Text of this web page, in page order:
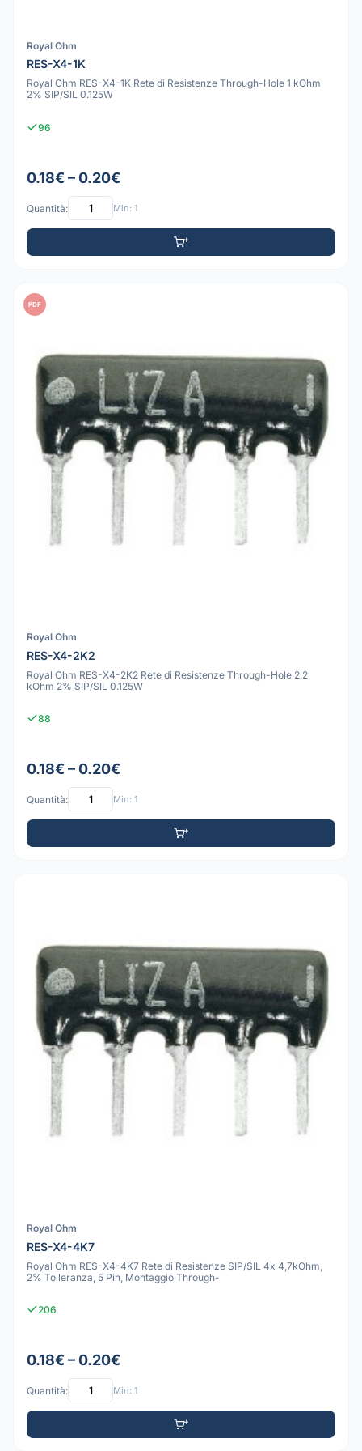
Royal Ohm
RES-X4-1K
Royal Ohm RES-X4-1K Rete di Resistenze Through-Hole 1 kOhm
2% SIP/SIL 0.125W
96
0.18€ – 0.20€
Quantità: Min: 1
PDF
Royal Ohm
RES-X4-2K2
Royal Ohm RES-X4-2K2 Rete di Resistenze Through-Hole 2.2
kOhm 2% SIP/SIL 0.125W
88
0.18€ – 0.20€
Quantità: Min: 1
Royal Ohm
RES-X4-4K7
Royal Ohm RES-X4-4K7 Rete di Resistenze SIP/SIL 4x 4,7kOhm,
2% Tolleranza, 5 Pin, Montaggio Through-
206
0.18€ – 0.20€
Quantità: Min: 1